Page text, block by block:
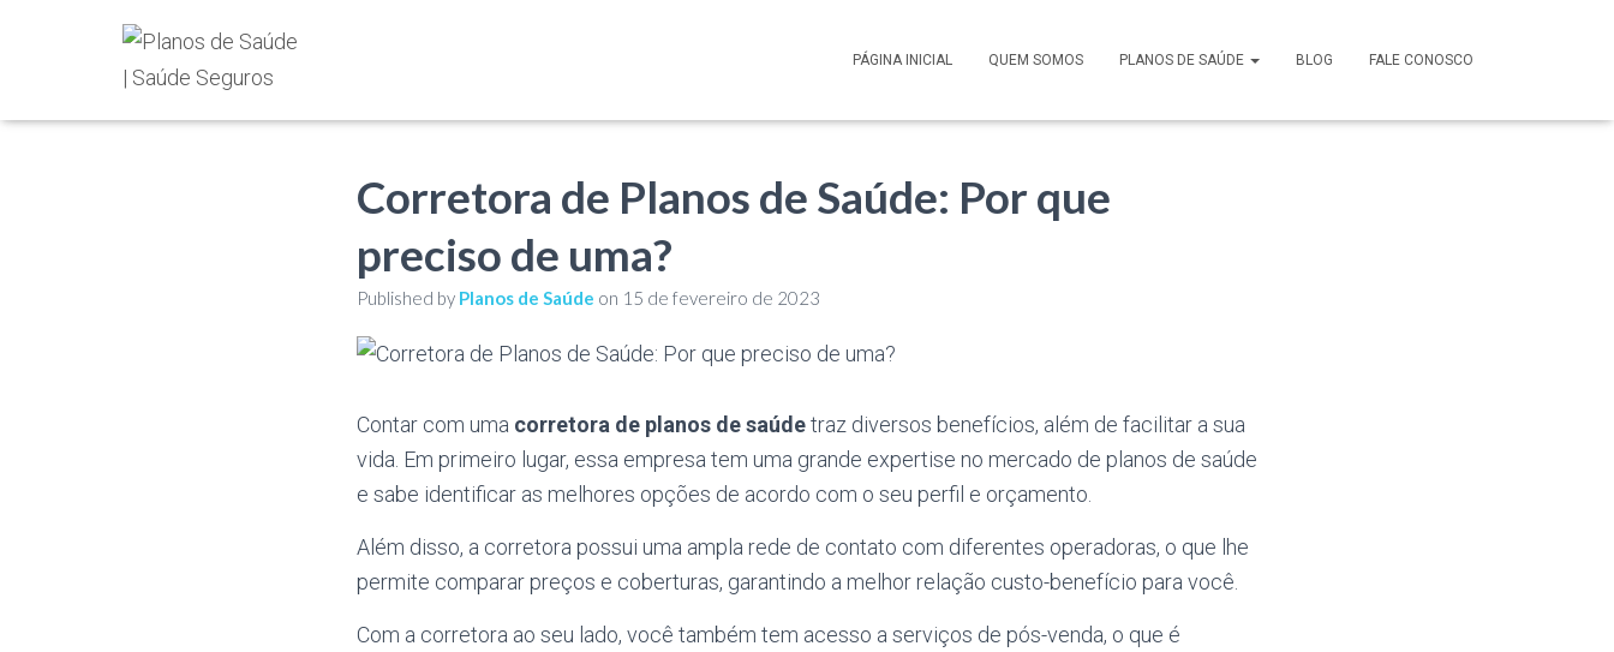
PÁGINA INICIAL QUEM SOMOS PLANOS DE SAÚDE BLOG FALE CONOSCO
Corretora de Planos de Saúde: Por que
preciso de uma?
Published by Planos de Saúde on 15 de fevereiro de 2023
Contar com uma corretora de planos de saúdetraz diversos benefícios, além de facilitar a sua
vida. Em primeiro lugar, essa empresa tem uma grande expertise no mercado de planos de saúde
e sabe identificar as melhores opções de acordo com o seu perfil e orçamento.
Além disso, a corretora possui uma ampla rede de contato com diferentes operadoras, o que lhe
permite comparar preços e coberturas, garantindo a melhor relação custo-benefício para você.
Com a corretora ao seu lado, você também tem acesso a serviços de pós-venda, o que é